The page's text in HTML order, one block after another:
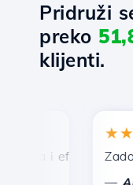
Pridruži
preko
klijenti.
i efikasna